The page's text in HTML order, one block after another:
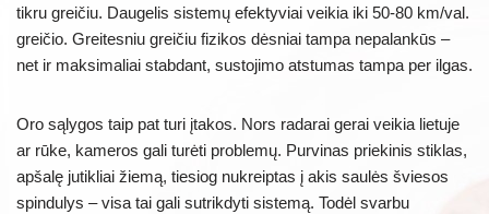
tikru greičiu. Daugelis sistemų efektyviai veikia iki 50-80 km/val.
greičio. Greitesniu greičiu fizikos dėsniai tampa nepalankūs –
net ir maksimaliai stabdant, sustojimo atstumas tampa per ilgas.
Oro sąlygos taip pat turi įtakos. Nors radarai gerai veikia lietuje
ar rūke, kameros gali turėti problemų. Purvinas priekinis stiklas,
apšalę jutikliai žiemą, tiesiog nukreiptas į akis saulės šviesos
spindulys – visa tai gali sutrikdyti sistemą. Todėl svarbu